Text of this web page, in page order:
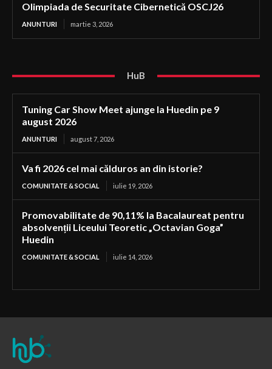
Olimpiada de Securitate Cibernetică OSCJ26
ANUNTURI martie 3, 2026
HuB
Tuning Car Show Meet ajunge la Huedin pe 9
august 2026
ANUNTURI august 7, 2026
Va fi 2026 cel mai călduros an din istorie?
COMUNITATE & SOCIAL iulie 19, 2026
Promovabilitate de 90,11% la Bacalaureat pentru
absolvenții Liceului Teoretic „Octavian Goga”
Huedin
COMUNITATE & SOCIAL iulie 14, 2026